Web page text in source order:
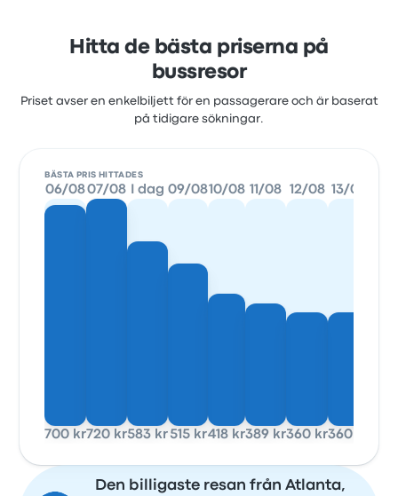
Hitta de bästa priserna på
bussresor
Priset avser en enkelbiljett för en passagerare och är baserat
på tidigare sökningar.
BÄSTA PRIS HITTADES
06/08
700 kr
07/08
720 kr
I dag
583 kr
09/08
515 kr
10/08
418 kr
11/08
389 kr
12/08
360 kr
13/08
360 kr
Den billigaste resan från Atlanta,